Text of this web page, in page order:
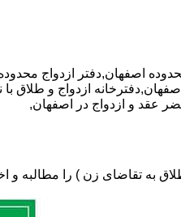
ازدواج و طلاق با
عقد و ازدواج در اصفهان,